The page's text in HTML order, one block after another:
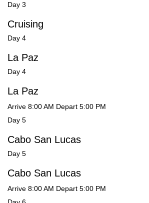
Day 3
Cruising
Day 4
La Paz
Day 4
La Paz
Arrive 8:00 AM Depart 5:00 PM
Day 5
Cabo San Lucas
Day 5
Cabo San Lucas
Arrive 8:00 AM Depart 5:00 PM